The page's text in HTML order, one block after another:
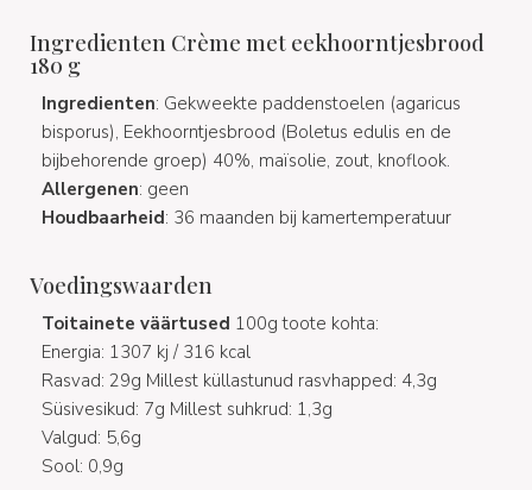
Ingredienten Crème met eekhoorntjesbrood
180 g
Ingredienten: Gekweekte paddenstoelen (agaricus
bisporus), Eekhoorntjesbrood (Boletus edulis en de
bijbehorende groep) 40%, maïsolie, zout, knoflook.
Allergenen: geen
Houdbaarheid: 36 maanden bij kamertemperatuur
Voedingswaarden
Toitainete väärtused 100g toote kohta:
Energia: 1307 kj / 316 kcal
Rasvad: 29g Millest küllastunud rasvhapped: 4,3g
Süsivesikud: 7g Millest suhkrud: 1,3g
Valgud: 5,6g
Sool: 0,9g